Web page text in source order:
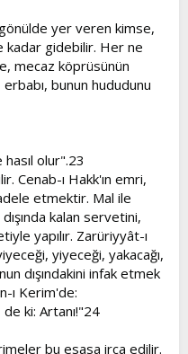
yer veren kimse,
kadar gidebilir. Her ne
mecaz köprüsünün
bunun hududunu
olur".23
Cenab-ı Hakk'ın emri,
etmektir. Mal ile
kalan servetini,
yapılır. Zarüriyyât-ı
yiyeceği, yakacağı,
dışındakini infak etmek
ı Kerim'de:
ki: Artanı!"24
bu esasa irca edilir.